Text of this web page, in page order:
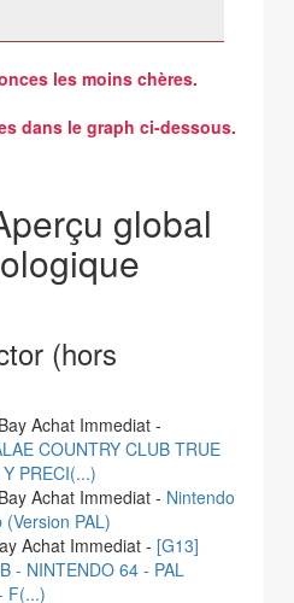
les moins chères.
dans le graph ci-dessous.
global
(hors
Achat Immediat -
COUNTRY CLUB TRUE
PRECI(...)
Achat Immediat - Nintendo
PAL)
Achat Immediat - [G13]
- NINTENDO 64 - PAL
F(...)